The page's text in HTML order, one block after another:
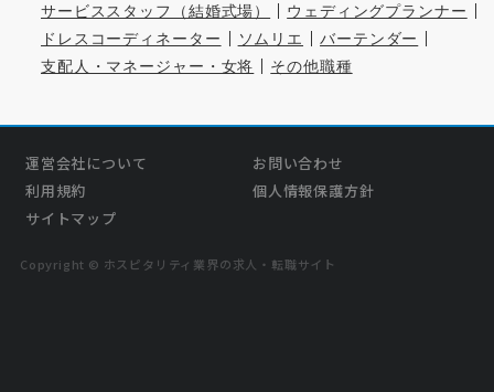
サービススタッフ（結婚式場）
ウェディングプランナー
ドレスコーディネーター
ソムリエ
バーテンダー
支配人・マネージャー・女将
その他職種
運営会社について
お問い合わせ
利用規約
個人情報保護方針
サイトマップ
Copyright © ホスピタリティ業界の求人・転職サイト